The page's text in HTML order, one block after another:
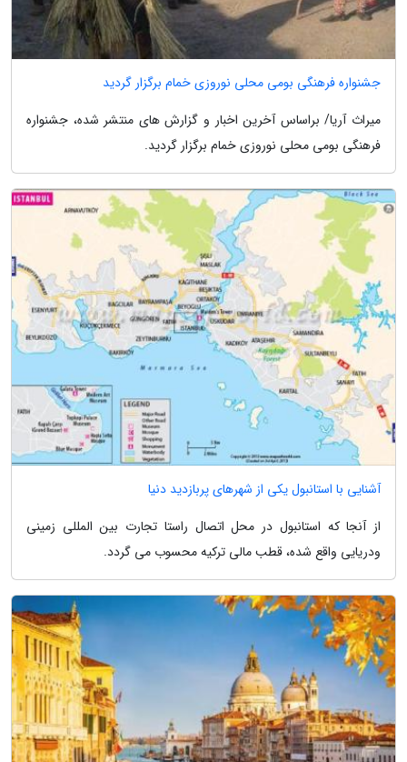
جشنواره فرهنگی بومی محلی نوروزی خمام برگزار گردید
میراث آریا/ براساس آخرین اخبار و گزارش های منتشر شده، جشنواره
فرهنگی بومی محلی نوروزی خمام برگزار گردید.
آشنایی با استانبول یکی از شهرهای پربازدید دنیا
از آنجا که استانبول در محل اتصال راستا تجارت بین المللی زمینی
ودریایی واقع شده، قطب مالی ترکیه محسوب می گردد.